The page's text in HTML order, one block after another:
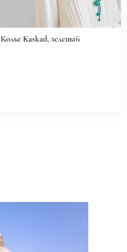
Колье Kaskad, зеленый